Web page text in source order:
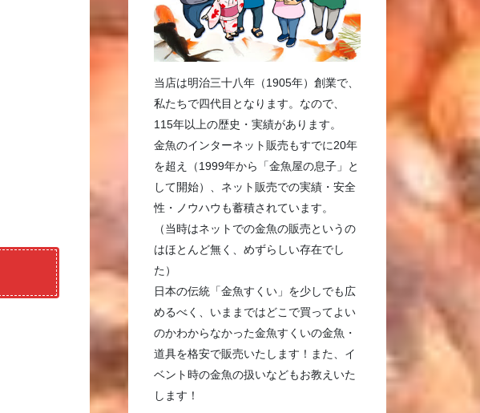
当店は明治三十八年（1905年）創業で、
私たちで四代目となります。なので、
115年以上の歴史・実績があります。
金魚のインターネット販売もすでに20年
を超え（1999年から「金魚屋の息子」と
して開始）、ネット販売での実績・安全
性・ノウハウも蓄積されています。
（当時はネットでの金魚の販売というの
はほとんど無く、めずらしい存在でし
た）
日本の伝統「金魚すくい」を少しでも広
めるべく、いままではどこで買ってよい
のかわからなかった金魚すくいの金魚・
道具を格安で販売いたします！また、イ
ベント時の金魚の扱いなどもお教えいた
します！